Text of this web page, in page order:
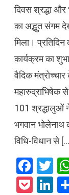
दिवस श्रद्धा और
का अद्भुत संगम
मिला। प्रतिदिन
कार्यक्रम का
वैदिक
महारुद्राभिषेक
101 श्रद्धालुओं
भगवान भोलेनाथ
विधि-विधान से